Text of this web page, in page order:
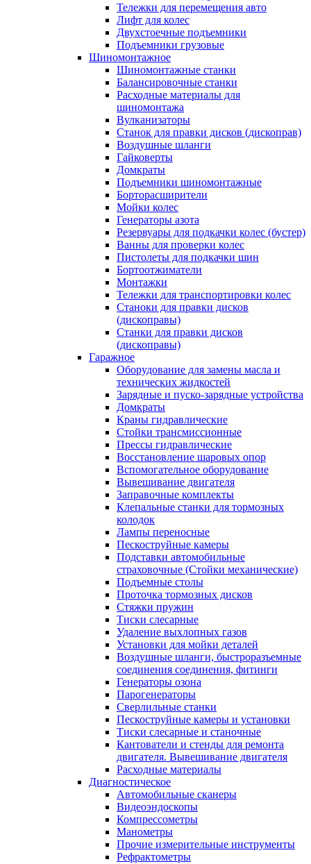
Тележки для перемещения авто
Лифт для колес
Двухстоечные подъемники
Подъемники грузовые
Шиномонтажное
Шиномонтажные станки
Балансировочные станки
Расходные материалы для
шиномонтажа
Вулканизаторы
Станок для правки дисков (дископрав)
Воздушные шланги
Гайковерты
Домкраты
Подъемники шиномонтажные
Борторасширители
Мойки колес
Генераторы азота
Резервуары для подкачки колес (бустер)
Ванны для проверки колес
Пистолеты для подкачки шин
Бортоотжиматели
Монтажки
Тележки для транспортировки колес
Станоки для правки дисков
(дископравы)
Станки для правки дисков
(дископравы)
Гаражное
Оборудование для замены масла и
технических жидкостей
Зарядные и пуско-зарядные устройства
Домкраты
Краны гидравлические
Стойки трансмиссионные
Прессы гидравлические
Восстановление шаровых опор
Вспомогательное оборудование
Вывешивание двигателя
Заправочные комплекты
Клепальные станки для тормозных
колодок
Лампы переносные
Пескоструйные камеры
Подставки автомобильные
страховочные (Стойки механические)
Подъемные столы
Проточка тормозных дисков
Стяжки пружин
Тиски слесарные
Удаление выхлопных газов
Установки для мойки деталей
Воздушные шланги, быстроразъемные
соединения соединения, фитинги
Генераторы озона
Парогенераторы
Сверлильные станки
Пескоструйные камеры и установки
Тиски слесарные и станочные
Кантователи и стенды для ремонта
двигателя. Вывешивание двигателя
Расходные материалы
Диагностическое
Автомобильные сканеры
Видеоэндоскопы
Компрессометры
Манометры
Прочие измерительные инструменты
Рефрактометры